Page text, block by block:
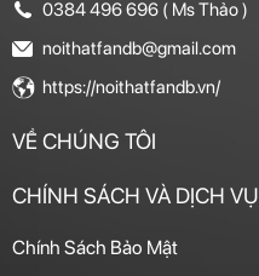
0384 496 696 ( Ms Thảo )
noithatfandb@gmail.com
https://noithatfandb.vn/
VỀ CHÚNG TÔI
CHÍNH SÁCH VÀ DỊCH VỤ
Chính Sách Bảo Mật